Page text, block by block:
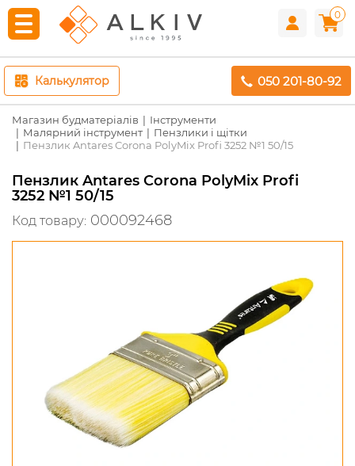
0
Калькулятор 050 201-80-92
Магазин будматеріалів
Інструменти
Малярний інструмент
Пензлики і щітки
Пензлик Antares Corona PolyMix Profi 3252 №1 50/15
Пензлик Antares Corona PolyMix Profi
3252 №1 50/15
Код товару: 000092468